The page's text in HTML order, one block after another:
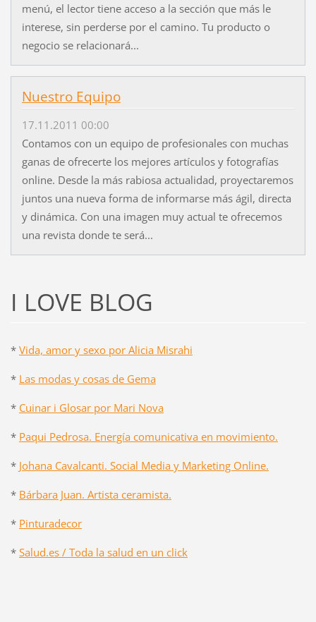
menú, el lector tiene acceso a la sección que más le
interese, sin perderse por el camino. Tu producto o
negocio se relacionará...
Nuestro Equipo
17.11.2011 00:00
Contamos con un equipo de profesionales con muchas
ganas de ofrecerte los mejores artículos y fotografías
online. Desde la más rabiosa actualidad, proyectaremos
juntos una nueva forma de informarse más ágil, directa
y dinámica. Con una imagen muy actual te ofrecemos
una revista donde te será...
I LOVE BLOG
* Vida, amor y sexo por Alicia Misrahi
* Las modas y cosas de Gema
* Cuinar i Glosar por Mari Nova
* Paqui Pedrosa. Energía comunicativa en movimiento.
* Johana Cavalcanti. Social Media y Marketing Online.
* Bárbara Juan. Artista ceramista.
* Pinturadecor
* Salud.es / Toda la salud en un click